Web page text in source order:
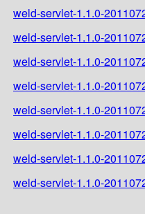
weld-servlet-1.1.0-
weld-servlet-1.1.0-
weld-servlet-1.1.0-
weld-servlet-1.1.0-
weld-servlet-1.1.0-
weld-servlet-1.1.0-
weld-servlet-1.1.0-
weld-servlet-1.1.0-